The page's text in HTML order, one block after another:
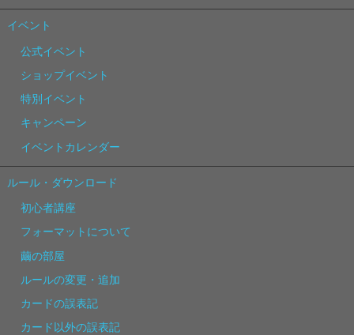
イベント
公式イベント
ショップイベント
特別イベント
キャンペーン
イベントカレンダー
ルール・ダウンロード
初心者講座
フォーマットについて
繭の部屋
ルールの変更・追加
カードの誤表記
カード以外の誤表記